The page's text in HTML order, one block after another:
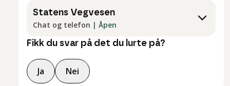
Statens Vegvesen
Chat og telefon | Åpen
Fikk du svar på det du lurte på?
Ja Nei